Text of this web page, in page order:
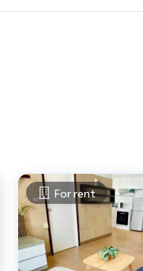
For rent